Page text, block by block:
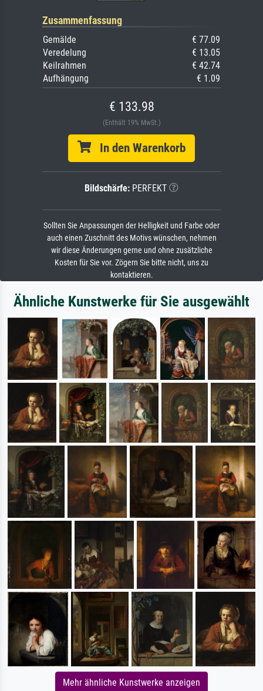
Zusammenfassung
Gemälde
€ 77.09
Veredelung
€ 13.05
Keilrahmen
€ 42.74
Aufhängung
€ 1.09
€ 133.98
(Enthält 19% MwSt.)
In den Warenkorb
Bildschärfe: PERFEKT
Sollten Sie Anpassungen der Helligkeit und Farbe oder
auch einen Zuschnitt des Motivs wünschen, nehmen
wir diese Änderungen gerne und ohne zusätzliche
Kosten für Sie vor. Zögern Sie bitte nicht, uns zu
kontaktieren.
Ähnliche Kunstwerke für Sie ausgewählt
Mehr ähnliche Kunstwerke anzeigen